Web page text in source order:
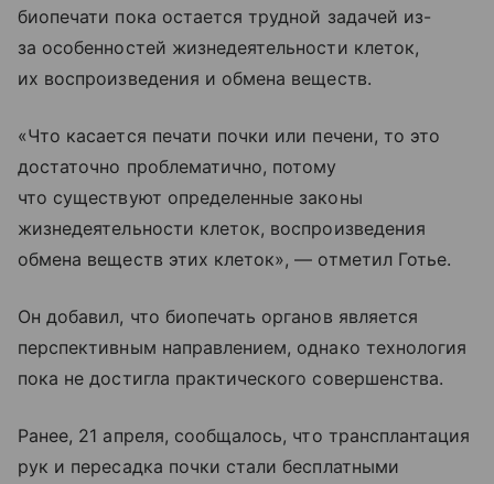
биопечати пока остается трудной задачей из-
за особенностей жизнедеятельности клеток,
их воспроизведения и обмена веществ.
«Что касается печати почки или печени, то это
достаточно проблематично, потому
что существуют определенные законы
жизнедеятельности клеток, воспроизведения
обмена веществ этих клеток», — отметил Готье.
Он добавил, что биопечать органов является
перспективным направлением, однако технология
пока не достигла практического совершенства.
Ранее, 21 апреля, сообщалось, что трансплантация
рук и пересадка почки стали бесплатными